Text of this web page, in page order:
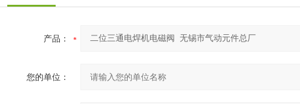
性能指标型号
K23（24）JD-10S1K23（24）JD-15S1
产品：
您的单位：